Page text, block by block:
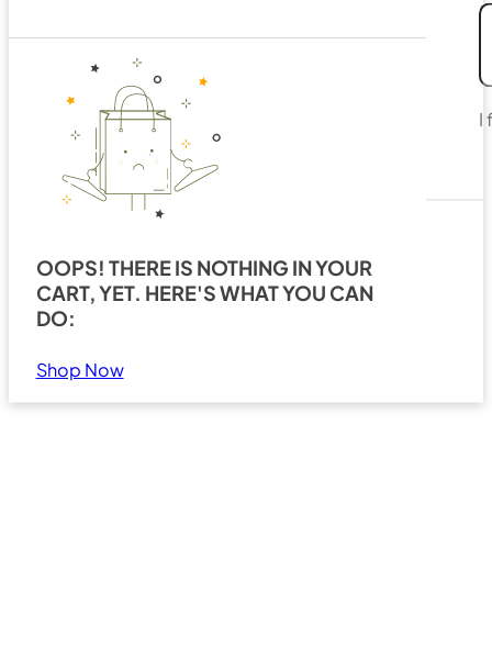
OOPS! THERE IS NOTHING IN YOUR
CART, YET. HERE'S WHAT YOU CAN
DO:
Shop Now
I
Search
Show all results